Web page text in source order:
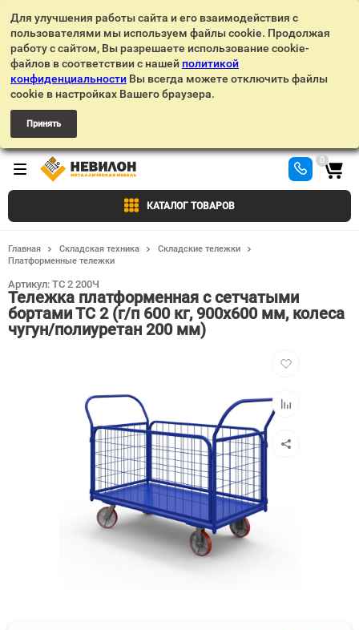
Для улучшения работы сайта и его взаимодействия с
пользователями мы используем файлы cookie. Продолжая
работу с сайтом, Вы разрешаете использование cookie-
файлов в соответствии с нашей политикой
конфиденциальности Вы всегда можете отключить файлы
cookie в настройках Вашего браузера.
Принять
КАТАЛОГ ТОВАРОВ
0
Главная Складская техника
Складские тележки
Платформенные тележки
Тележка платформенная с сетчатыми
бортами ТС 2 (г/п 600 кг, 900x600 мм, колеса
чугун/полиуретан 200 мм)
Артикул: ТС 2 200Ч
Добавить
Добавить
к